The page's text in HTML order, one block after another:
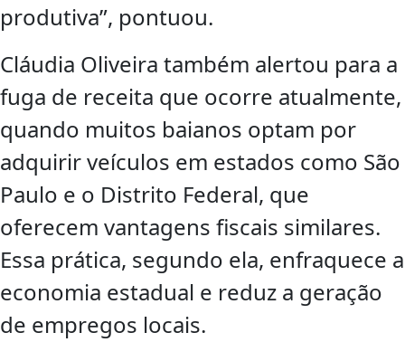
produtiva”, pontuou.
Cláudia Oliveira também alertou para a
fuga de receita que ocorre atualmente,
quando muitos baianos optam por
adquirir veículos em estados como São
Paulo e o Distrito Federal, que
oferecem vantagens fiscais similares.
Essa prática, segundo ela, enfraquece a
economia estadual e reduz a geração
de empregos locais.